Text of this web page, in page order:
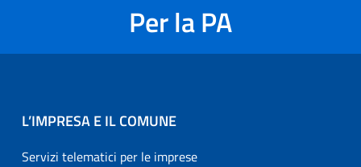
Per la PA
L’IMPRESA E IL COMUNE
Servizi telematici per le imprese